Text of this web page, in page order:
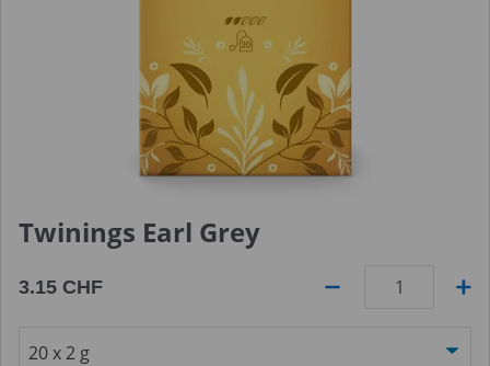
Twinings Earl Grey
3.15 CHF